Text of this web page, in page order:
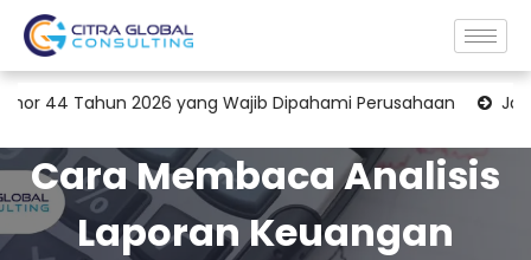
2026 yang Wajib Dipahami Perusahaan Jasa Konsultan
Cara Membaca Analisis
Laporan Keuangan